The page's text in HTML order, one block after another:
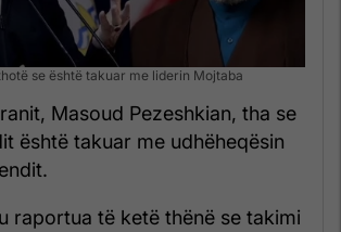
se është takuar me liderin Mojtaba
Masoud Pezeshkian, tha se
është takuar me udhëheqësin
raportua të ketë thënë se takimi